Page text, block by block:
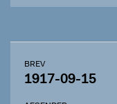
BREV
1917-09-15